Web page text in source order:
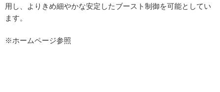
用し、よりきめ細やかな安定したブースト制御を可能としてい
ます。
※ホームページ参照